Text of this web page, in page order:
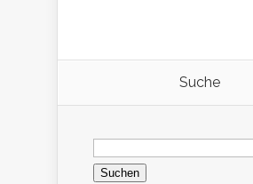
Suche
Suchen
nach: